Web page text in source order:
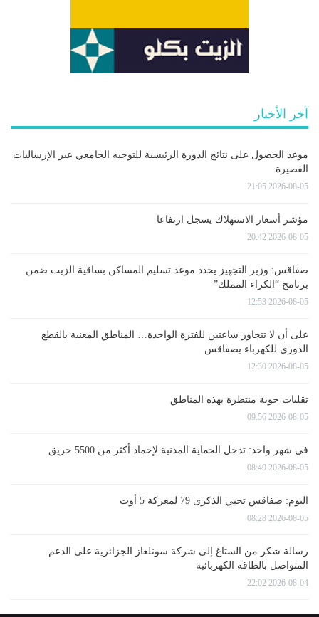
آخر الأخبار
موعد الحصول على نتائج الدورة الرئيسية للتوجيه الجامعي عبر الإرساليات
القصيرة
2026-08-05 21:05
مؤشر أسعار الاستهلاك يسجل ارتفاعا
2026-08-05 20:42
صفاقس: وزير التجهيز يحدد موعد تسليم المساكن بساقية الزيت ضمن
برنامج “الكراء المملك”
2026-08-05 12:53
على أن لا تتجاوز ساعتين للفترة الواحدة… المناطق المعنية بالقطع
الدوري للكهرباء بصفاقس
2026-08-05 12:30
تقلبات جوية منتظرة بهذه المناطق
2026-08-05 09:56
في شهر واحد: تدخل الحماية المدنية لإخماد أكثر من 5500 حريق
2026-08-05 08:49
اليوم: صفاقس تحيي الذكرى 79 لمعركة 5 أوت
2026-08-05 08:28
رسالة شكر من الستاغ إلى شركة سونلغاز الجزائرية على الدعم
المتواصل بالطاقة الكهربائية
2026-08-04 22:02